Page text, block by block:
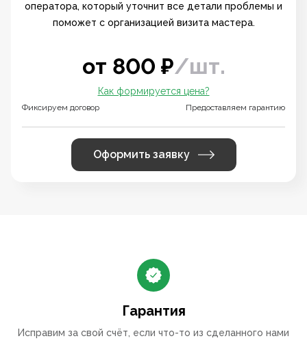
оператора, который уточнит все детали проблемы и
поможет с организацией визита мастера.
от 800 ₽/шт.
Фиксируем договор
Как формируется цена?
Предоставляем гарантию
Оформить заявку
Гарантия
Исправим за свой счёт, если что-то из сделанного нами